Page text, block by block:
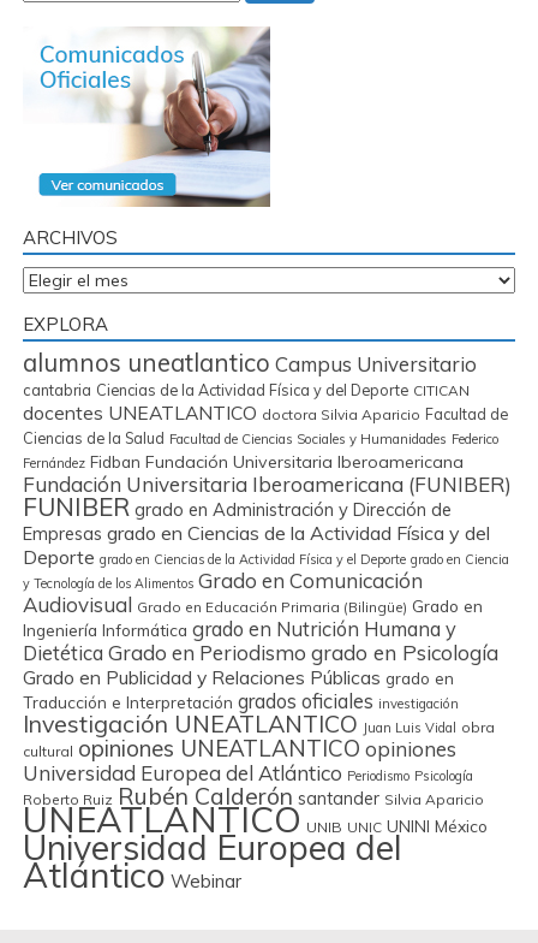
ARCHIVOS
Archivos
EXPLORA
alumnos uneatlantico Campus Universitario
cantabria Ciencias de la Actividad Física y del Deporte CITICAN
docentes UNEATLANTICO doctora Silvia Aparicio Facultad de
Ciencias de la Salud Facultad de Ciencias Sociales y Humanidades Federico
Fernández Fidban Fundación Universitaria Iberoamericana
Fundación Universitaria Iberoamericana (FUNIBER)
FUNIBER grado en Administración y Dirección de
Empresas grado en Ciencias de la Actividad Física y del
Deporte grado en Ciencias de la Actividad Física y el Deporte grado en Ciencia
y Tecnología de los Alimentos Grado en Comunicación
Audiovisual Grado en Educación Primaria (Bilingüe) Grado en
Ingeniería Informática grado en Nutrición Humana y
Dietética Grado en Periodismo grado en Psicología
Grado en Publicidad y Relaciones Públicas grado en
Traducción e Interpretación grados oficiales investigación
Investigación UNEATLANTICO Juan Luis Vidal
obra
cultural opiniones UNEATLANTICO opiniones
Universidad Europea del Atlántico Periodismo Psicología
Roberto Ruiz Rubén Calderón santander Silvia Aparicio
UNEATLANTICO UNIB UNIC UNINI México
Universidad Europea del
Atlántico Webinar